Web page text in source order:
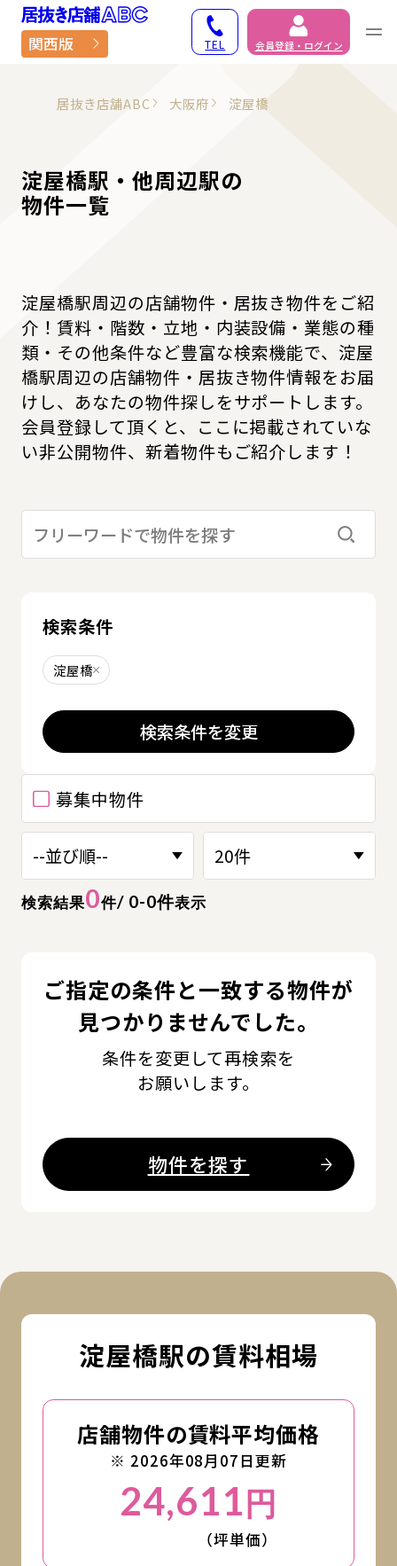
居抜き物件・貸店舗で
関西版 TEL 会員登録・ログイン
居抜き店舗ABC 大阪府 淀屋橋
淀屋橋駅・他周辺駅の
物件一覧
淀屋橋駅周辺の店舗物件・居抜き物件をご紹
介！賃料・階数・立地・内装設備・業態の種
類・その他条件など豊富な検索機能で、淀屋
橋駅周辺の店舗物件・居抜き物件情報をお届
けし、あなたの物件探しをサポートします。
会員登録して頂くと、ここに掲載されていな
い非公開物件、新着物件もご紹介します！
検索結果0件/ 0-0件表示
募集中物件
ご指定の条件と一致する物件が
見つかりませんでした。
条件を変更して再検索を
お願いします。
物件を探す
検索す
検索条件
淀屋橋削除する
検索条件を変更
淀屋橋駅の賃料相場
店舗物件の賃料平均価格
※ 2026年08月07日更新
24,611円
（坪単価）